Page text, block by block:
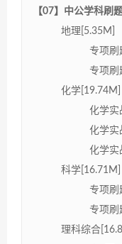
【07】中公学科刷
地理[5.35M]
专项刷
专项刷
化学[19.74M]
化学实
化学实
化学实
科学[16.71M]
专项刷
专项刷
理科综合